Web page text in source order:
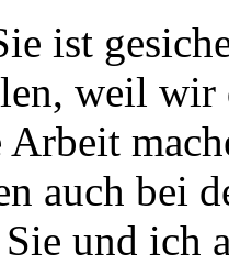
ist
weil wir
Arbeit
auch bei
und ich